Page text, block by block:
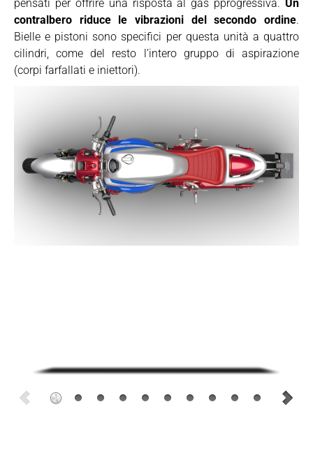
pensati per offrire una risposta al gas pprogressiva. Un
contralbero riduce le vibrazioni del secondo ordine.
Bielle e pistoni sono specifici per questa unità a quattro
cilindri, come del resto l’intero gruppo di aspirazione
(corpi farfallati e iniettori).